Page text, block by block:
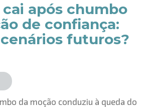
após chumbo
de confiança:
futuros?
da moção conduziu à queda do